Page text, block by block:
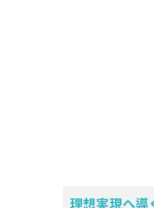
理想実現へ導